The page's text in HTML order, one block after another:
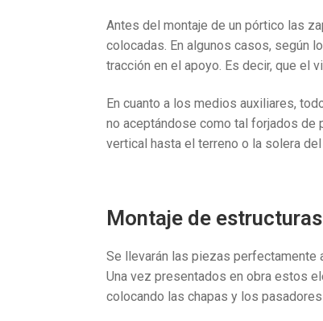
Antes del montaje de un pórtico las
colocadas. En algunos casos, según
tracción en el apoyo. Es decir, que el
En cuanto a los medios auxiliares,
no aceptándose como tal forjados de
vertical hasta el terreno o la solera
Montaje de
Se llevarán las piezas perfectamente
Una vez presentados en obra estos
colocando las chapas y los pasadores